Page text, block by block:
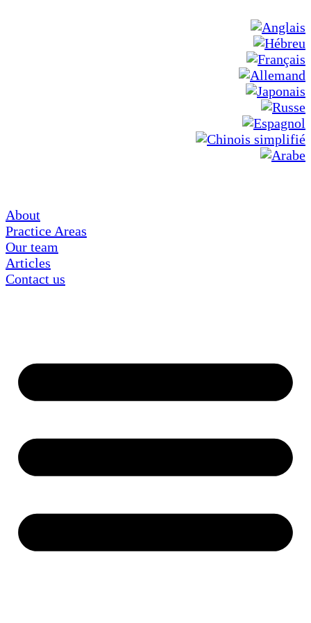
About
Practice Areas
Our team
Articles
Contact us